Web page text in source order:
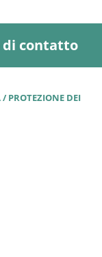
di contatto
PROTEZIONE DEI